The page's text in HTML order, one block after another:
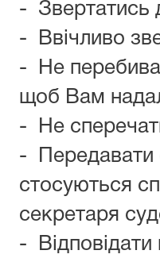
- Звертатись
- Ввічливо
- Не
щоб Вам
- Не
- Передавати
стосуються
секретаря
- Відповідати